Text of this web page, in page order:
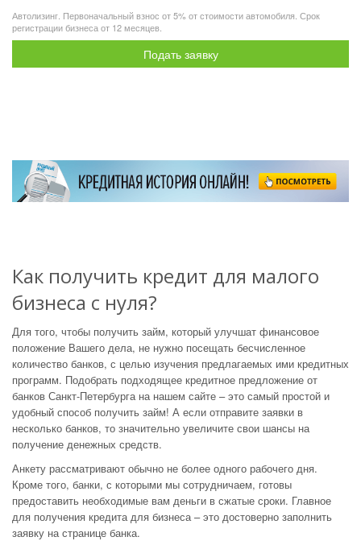
Автолизинг. Первоначальный взнос от 5% от стоимости автомобиля. Срок
регистрации бизнеса от 12 месяцев.
Подать заявку
Как получить кредит для малого
бизнеса с нуля?
Для того, чтобы получить займ, который улучшат финансовое
положение Вашего дела, не нужно посещать бесчисленное
количество банков, с целью изучения предлагаемых ими кредитных
программ. Подобрать подходящее кредитное предложение от
банков Санкт-Петербурга на нашем сайте – это самый простой и
удобный способ получить займ! А если отправите заявки в
несколько банков, то значительно увеличите свои шансы на
получение денежных средств.
Анкету рассматривают обычно не более одного рабочего дня.
Кроме того, банки, с которыми мы сотрудничаем, готовы
предоставить необходимые вам деньги в сжатые сроки. Главное
для получения кредита для бизнеса – это достоверно заполнить
заявку на странице банка.